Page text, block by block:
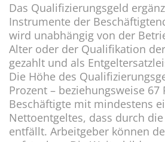
Das Qualifizierungsgeld
Instrumente der
wird unabhängig von der
Alter oder der Qualifikation
gezahlt und als
Die Höhe des
Prozent – beziehungsweise 67
Beschäftigte mit mindestens
Nettoentgeltes, dass durch
entfällt. Arbeitgeber können